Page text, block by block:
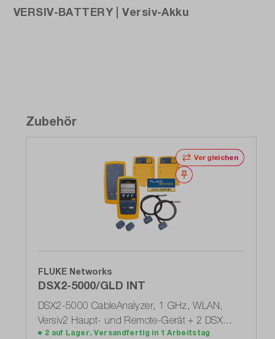
VERSIV-BATTERY | Versiv-Akku
Zubehör
Vergleichen
Merken
FLUKE Networks
DSX2-5000/GLD INT
DSX2-5000 CableAnalyzer, 1 GHz, WLAN,
Versiv2 Haupt- und Remote-Gerät + 2 DSX
Kupfer-Module
2 auf Lager. Versandfertig in 1 Arbeitstag